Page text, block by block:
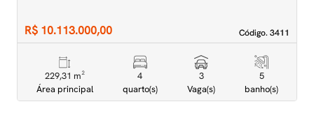
Código. 3411
Código. 3411
R$ 10.113.000,00
229,31 m²
Área principal
4
quarto(s)
3
Vaga(s)
5
banho(s)